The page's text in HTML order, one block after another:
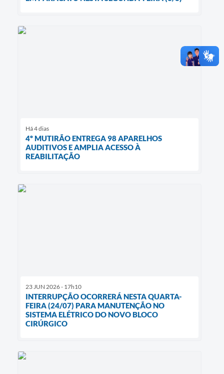
Há 4 dias
4º MUTIRÃO ENTREGA 98 APARELHOS
AUDITIVOS E AMPLIA ACESSO À
REABILITAÇÃO
23 JUN 2026 - 17h10
INTERRUPÇÃO OCORRERÁ NESTA QUARTA-
FEIRA (24/07) PARA MANUTENÇÃO NO
SISTEMA ELÉTRICO DO NOVO BLOCO
CIRÚRGICO